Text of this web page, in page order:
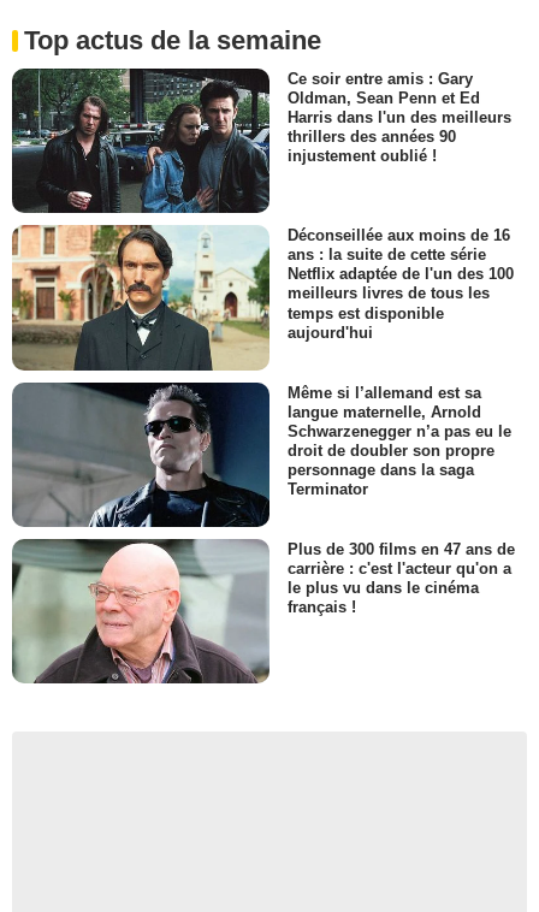
Top actus de la semaine
Ce soir entre amis : Gary
Oldman, Sean Penn et Ed
Harris dans l'un des meilleurs
thrillers des années 90
injustement oublié !
Déconseillée aux moins de 16
ans : la suite de cette série
Netflix adaptée de l'un des 100
meilleurs livres de tous les
temps est disponible
aujourd'hui
Même si l’allemand est sa
langue maternelle, Arnold
Schwarzenegger n’a pas eu le
droit de doubler son propre
personnage dans la saga
Terminator
Plus de 300 films en 47 ans de
carrière : c'est l'acteur qu'on a
le plus vu dans le cinéma
français !